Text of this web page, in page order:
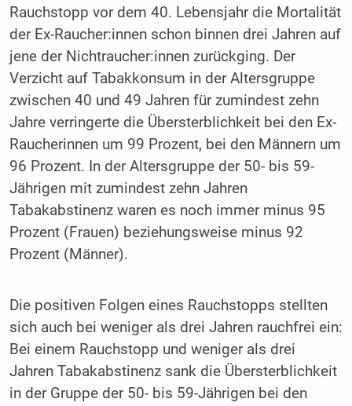
Rauchstopp vor dem 40. Lebensjahr die Mortalität
der Ex-Raucher:innen schon binnen drei Jahren auf
jene der Nichtraucher:innen zurückging. Der
Verzicht auf Tabakkonsum in der Altersgruppe
zwischen 40 und 49 Jahren für zumindest zehn
Jahre verringerte die Übersterblichkeit bei den Ex-
Raucherinnen um 99 Prozent, bei den Männern um
96 Prozent. In der Altersgruppe der 50- bis 59-
Jährigen mit zumindest zehn Jahren
Tabakabstinenz waren es noch immer minus 95
Prozent (Frauen) beziehungsweise minus 92
Prozent (Männer).
Die positiven Folgen eines Rauchstopps stellten
sich auch bei weniger als drei Jahren rauchfrei ein:
Bei einem Rauchstopp und weniger als drei
Jahren Tabakabstinenz sank die Übersterblichkeit
in der Gruppe der 50- bis 59-Jährigen bei den